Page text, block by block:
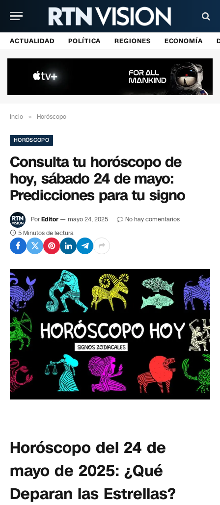
ACTUALIDAD POLÍTICA REGIONES ECONOMÍA
Incio » Horóscopo
HORÓSCOPO
Consulta tu horóscopo de
hoy, sábado 24 de mayo:
Predicciones para tu signo
PorEditor mayo 24, 2025
No hay comentarios
5 Minutos de lectura
Horóscopo del 24 de
mayo de 2025: ¿Qué
Deparan las Estrellas?